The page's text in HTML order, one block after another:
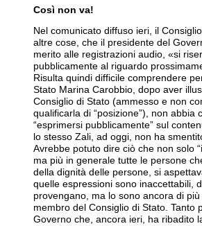
Così non va!
Nel comunicato diffuso ieri, il
altre cose, che il presidente del
merito alle registrazioni audio, «si
pubblicamente al riguardo
Risulta quindi difficile comprendere
Stato Marina Carobbio, dopo aver
Consiglio di Stato (ammesso e non
qualificarla di “posizione”), non abbia
“esprimersi pubblicamente” sul
lo stesso Zali, ad oggi, non ha
Avrebbe potuto dire ciò che non solo
ma più in generale tutte le persone
della dignità delle persone, si
quelle espressioni sono inaccettabili,
provengano, ma lo sono ancora di
membro del Consiglio di Stato. Tanto
Governo che, ancora ieri, ha ribadito